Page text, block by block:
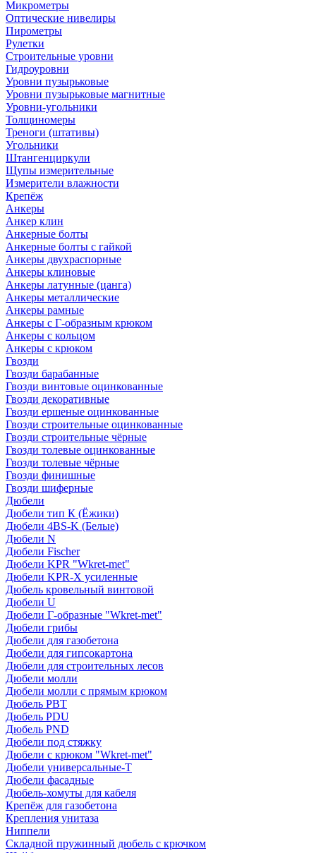
Микрометры
Оптические нивелиры
Пирометры
Рулетки
Строительные уровни
Гидроуровни
Уровни пузырьковые
Уровни пузырьковые магнитные
Уровни-угольники
Толщиномеры
Треноги (штативы)
Угольники
Штангенциркули
Щупы измерительные
Измерители влажности
Крепёж
Анкеры
Анкер клин
Анкерные болты
Анкерные болты с гайкой
Анкеры двухраспорные
Анкеры клиновые
Анкеры латунные (цанга)
Анкеры металлические
Анкеры рамные
Анкеры с Г-образным крюком
Анкеры с кольцом
Анкеры с крюком
Гвозди
Гвозди барабанные
Гвозди винтовые оцинкованные
Гвозди декоративные
Гвозди ершеные оцинкованные
Гвозди строительные оцинкованные
Гвозди строительные чёрные
Гвозди толевые оцинкованные
Гвозди толевые чёрные
Гвозди финишные
Гвозди шиферные
Дюбели
Дюбели тип К (Ёжики)
Дюбели 4BS-K (Белые)
Дюбели N
Дюбели Fischer
Дюбели KPR "Wkret-met"
Дюбели KPR-Х усиленные
Дюбель кровельный винтовой
Дюбели U
Дюбели Г-образные "Wkret-met"
Дюбели грибы
Дюбели для газобетона
Дюбели для гипсокартона
Дюбели для строительных лесов
Дюбели молли
Дюбели молли с прямым крюком
Дюбель PBT
Дюбель PDU
Дюбель PND
Дюбели под стяжку
Дюбели с крюком "Wkret-met"
Дюбели универсальные-Т
Дюбели фасадные
Дюбель-хомуты для кабеля
Крепёж для газобетона
Крепления унитаза
Ниппели
Складной пружинный дюбель с крючком